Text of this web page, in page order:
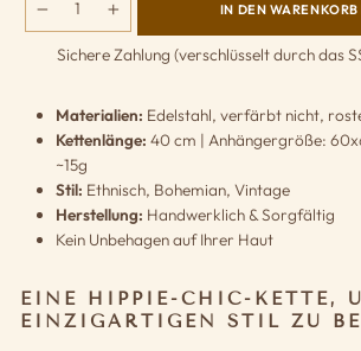
IN DEN
Sichere Zahlung (verschlüsselt durch das
Materialien: Edelstahl, verfärbt nicht,
Kettenlänge: 40 cm | Anhängergröße:
~15g
Stil: Ethnisch, Bohemian, Vintage
Herstellung: Handwerklich & Sorgfältig
Kein Unbehagen auf Ihrer Haut
EINE HIPPIE-CHIC-KETTE,
EINZIGARTIGEN STIL ZU